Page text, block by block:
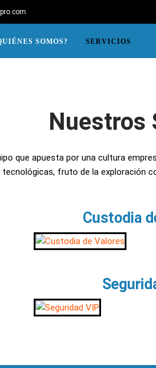
SOMOS? SERVICIOS
Nuestros
que apuesta por una cultura
fruto de la exploración
Custodia